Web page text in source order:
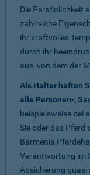
Die Persönlichkeit
zahlreiche
ihr kraftvolles
durch ihr
aus, von dem der
Als Halter haften
alle Personen-,
beispielsweise bei
Sie oder das Pferd
Barmenia
Verantwortung im
Absicherung quasi